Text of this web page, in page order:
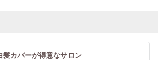
髪カバーが得意なサロン